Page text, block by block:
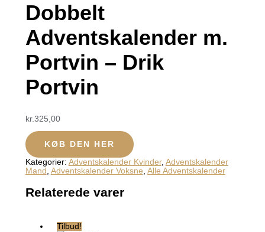
Dobbelt
Adventskalender m.
Portvin – Drik
Portvin
kr. 325,00
KØB DEN HER
Kategorier: Adventskalender Kvinder, Adventskalender
Mand , Adventskalender Voksne, Alle Adventskalender
Relaterede varer
Tilbud!